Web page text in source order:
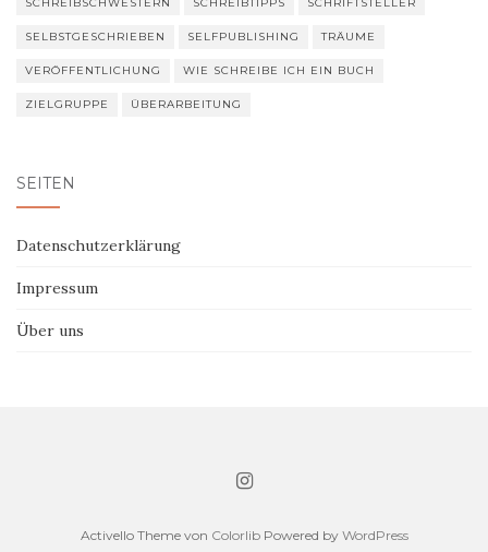
SELBSTGESCHRIEBEN SELFPUBLISHING TRÄUME
VERÖFFENTLICHUNG WIE SCHREIBE ICH EIN BUCH
ZIELGRUPPE ÜBERARBEITUNG
SEITEN
Datenschutzerklärung
Impressum
Über uns
Activello Theme von ColorlibPowered by WordPress